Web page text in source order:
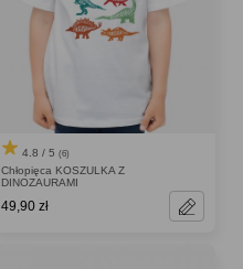
4.8 / 5 (6)
Chłopięca KOSZULKA Z
DINOZAURAMI
49,90 zł